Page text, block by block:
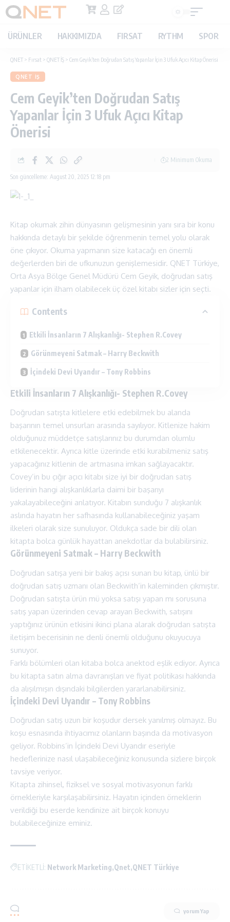
ÜRÜNLER HAKKIMIZDA FIRSAT RYTHM SPOR
QNET > Fırsat > QNET İŞ > Cem Geyik’ten Doğrudan Satış Yapanlar İçin 3 Ufuk Açıcı Kitap Önerisi
QNET İŞ
Cem Geyik’ten Doğrudan Satış
Yapanlar İçin 3 Ufuk Açıcı Kitap
Önerisi
Son güncelleme: August 20, 2025 12:18 pm
2 Minimum Okuma
Kitap okumak zihin dünyasının gelişmesinin yanı sıra bir konu
hakkında detaylı bir şekilde öğrenmenin temel yolu olarak
öne çıkıyor. Okuma yapmanın size katacağı en önemli
değerlerden biri de ufkunuzun genişlemesidir. QNET Türkiye,
Orta Asya Bölge Genel Müdürü Cem Geyik, doğrudan satış
yapanlar için ilham olabilecek üç özel kitabı sizler için seçti.
Contents
Etkili İnsanların 7 Alışkanlığı- Stephen R.Covey
Görünmeyeni Satmak – Harry Beckwith
İçindeki Devi Uyandır – Tony Robbins
Etkili İnsanların 7 Alışkanlığı- Stephen R.Covey
Doğrudan satışta kitlelere etki edebilmek bu alanda
başarının temel unsurları arasında sayılıyor. Kitlenize hakim
olduğunuz müddetçe satışlarınız bu durumdan olumlu
etkilenecektir. Ayrıca kitle üzerinde etki kurabilmeniz satış
yapacağınız kitlenin de artmasına imkan sağlayacaktır.
Covey’in bu çığır açıcı kitabı size iyi bir doğrudan satış
liderinin hangi alışkanlıklarla daimi bir başarıyı
yakalayabileceğini anlatıyor. Kitabın sunduğu 7 alışkanlık
aslında hayatın her safhasında kullanabileceğiniz yaşam
ilkeleri olarak size sunuluyor. Oldukça sade bir dili olan
kitapta bolca günlük hayattan anekdotlar da bulabilirsiniz.
Görünmeyeni Satmak – Harry Beckwith
Doğrudan satışa yeni bir bakış açısı sunan bu kitap, ünlü bir
doğrudan satış uzmanı olan Beckwith’in kaleminden çıkmıştır.
Doğrudan satışta ürün mü yoksa satışı yapan mı sorusuna
satış yapan üzerinden cevap arayan Beckwith, satışını
yaptığınız ürünün etkisini ikinci plana alarak doğrudan satışta
iletişim becerisinin ne denli önemli olduğunu okuyucuya
sunuyor.
Farklı bölümleri olan kitaba bolca anektod eşlik ediyor. Ayrıca
bu kitapta satın alma davranışları ve fiyat politikası hakkında
da alışılmışın dışındaki bilgilerden yararlanabilirsiniz.
İçindeki Devi Uyandır – Tony Robbins
Doğrudan satış uzun bir koşudur dersek yanılmış olmayız. Bu
koşu esnasında ihtiyacımız olanların başında da motivasyon
geliyor. Robbins’in İçindeki Devi Uyandır eseriyle
hedeflerinize nasıl ulaşabileceğiniz konusunda sizlere birçok
tavsiye veriyor.
Kitapta zihinsel, fiziksel ve sosyal motivasyonun farklı
örnekleriyle karşılaşabilirsiniz. Hayatın içinden örneklerin
verildiği bu eserde kendinize ait birçok konuyu
bulabileceğinize eminiz.
ETİKETLİ: Network Marketing Qnet QNET Türkiye
yorum Yap